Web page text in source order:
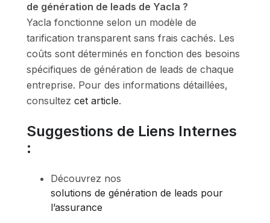
de génération de leads de Yacla ?
Yacla fonctionne selon un modèle de
tarification transparent sans frais cachés. Les
coûts sont déterminés en fonction des besoins
spécifiques de génération de leads de chaque
entreprise. Pour des informations détaillées,
consultez cet article.
Suggestions de Liens Internes
:
Découvrez nos
solutions de génération de leads pour
l’assurance